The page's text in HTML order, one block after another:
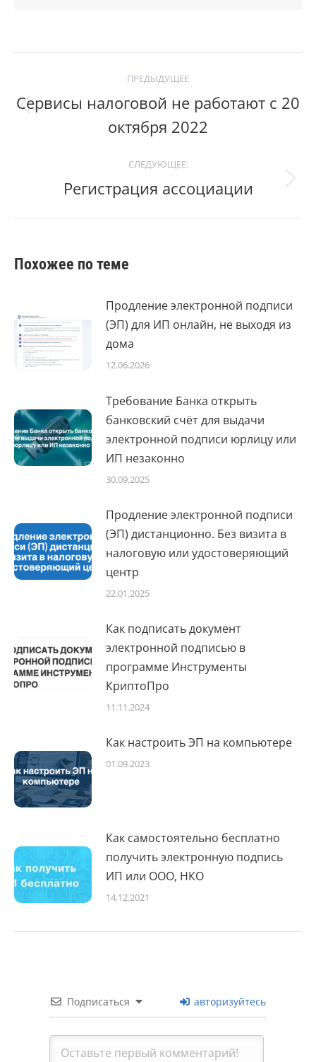
navigation
ПРЕДЫДУЩЕЕ
Previous
post:
Сервисы налоговой не работают с 20
октября 2022
СЛЕДУЮЩЕЕ:
Следующий
Регистрация ассоциации
Похожее по теме
Продление электронной подписи
(ЭП) для ИП онлайн, не выходя из
дома
12.06.2026
Требование Банка открыть
банковский счёт для выдачи
электронной подписи юрлицу или
ИП незаконно
30.09.2025
Продление электронной подписи
(ЭП) дистанционно. Без визита в
налоговую или удостоверяющий
центр
22.01.2025
Как подписать документ
электронной подписью в
программе Инструменты
КриптоПро
11.11.2024
Как настроить ЭП на компьютере
01.09.2023
Как самостоятельно бесплатно
получить электронную подпись
ИП или ООО, НКО
14.12.2021
Подписаться авторизуйтесь